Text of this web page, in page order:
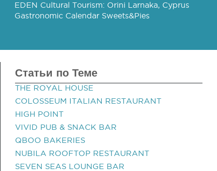
EDEN Cultural Tourism: Orini Larnaka, Cyprus
Gastronomic Calendar Sweets&Pies
Статьи по Теме
THE ROYAL HOUSE
COLOSSEUM ITALIAN RESTAURANT
HIGH POINT
VIVID PUB & SNACK BAR
QBOO BAKERIES
NUBILA ROOFTOP RESTAURANT
SEVEN SEAS LOUNGE BAR